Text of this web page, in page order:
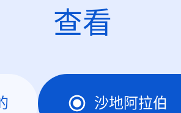
查看
沙地阿拉伯